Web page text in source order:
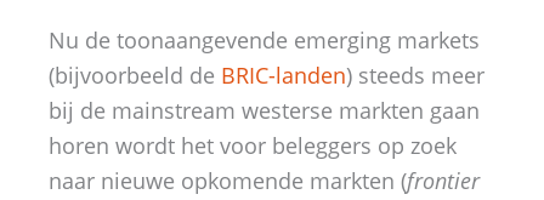
Nu de toonaangevende emerging markets
(bijvoorbeeld de BRIC-landen) steeds meer
bij de mainstream westerse markten gaan
horen wordt het voor beleggers op zoek
naar nieuwe opkomende markten (frontier